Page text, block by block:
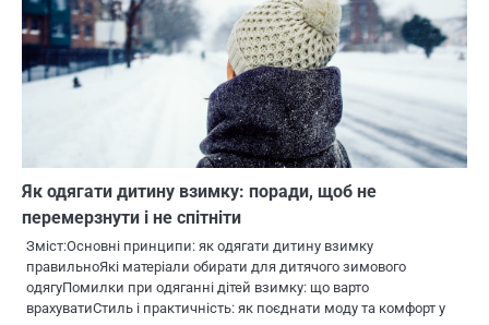
Як одягати дитину взимку: поради, щоб не
перемерзнути і не спітніти
Зміст:Основні принципи: як одягати дитину взимку
правильноЯкі матеріали обирати для дитячого зимового
одягуПомилки при одяганні дітей взимку: що варто
врахуватиСтиль і практичність: як поєднати моду та комфорт у